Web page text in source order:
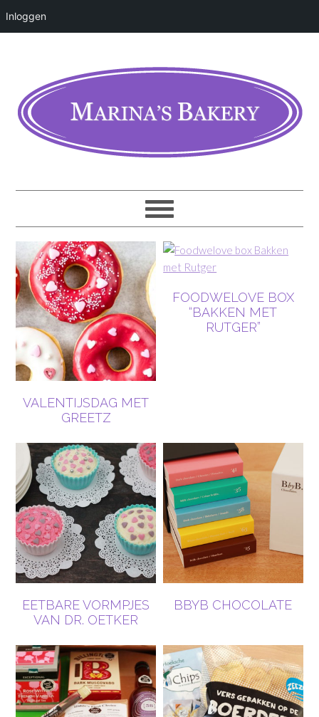
Inloggen
VALENTIJSDAG MET
GREETZ
FOODWELOVE BOX
“BAKKEN MET
RUTGER”
EETBARE VORMPJES
VAN DR. OETKER
BBYB CHOCOLATE